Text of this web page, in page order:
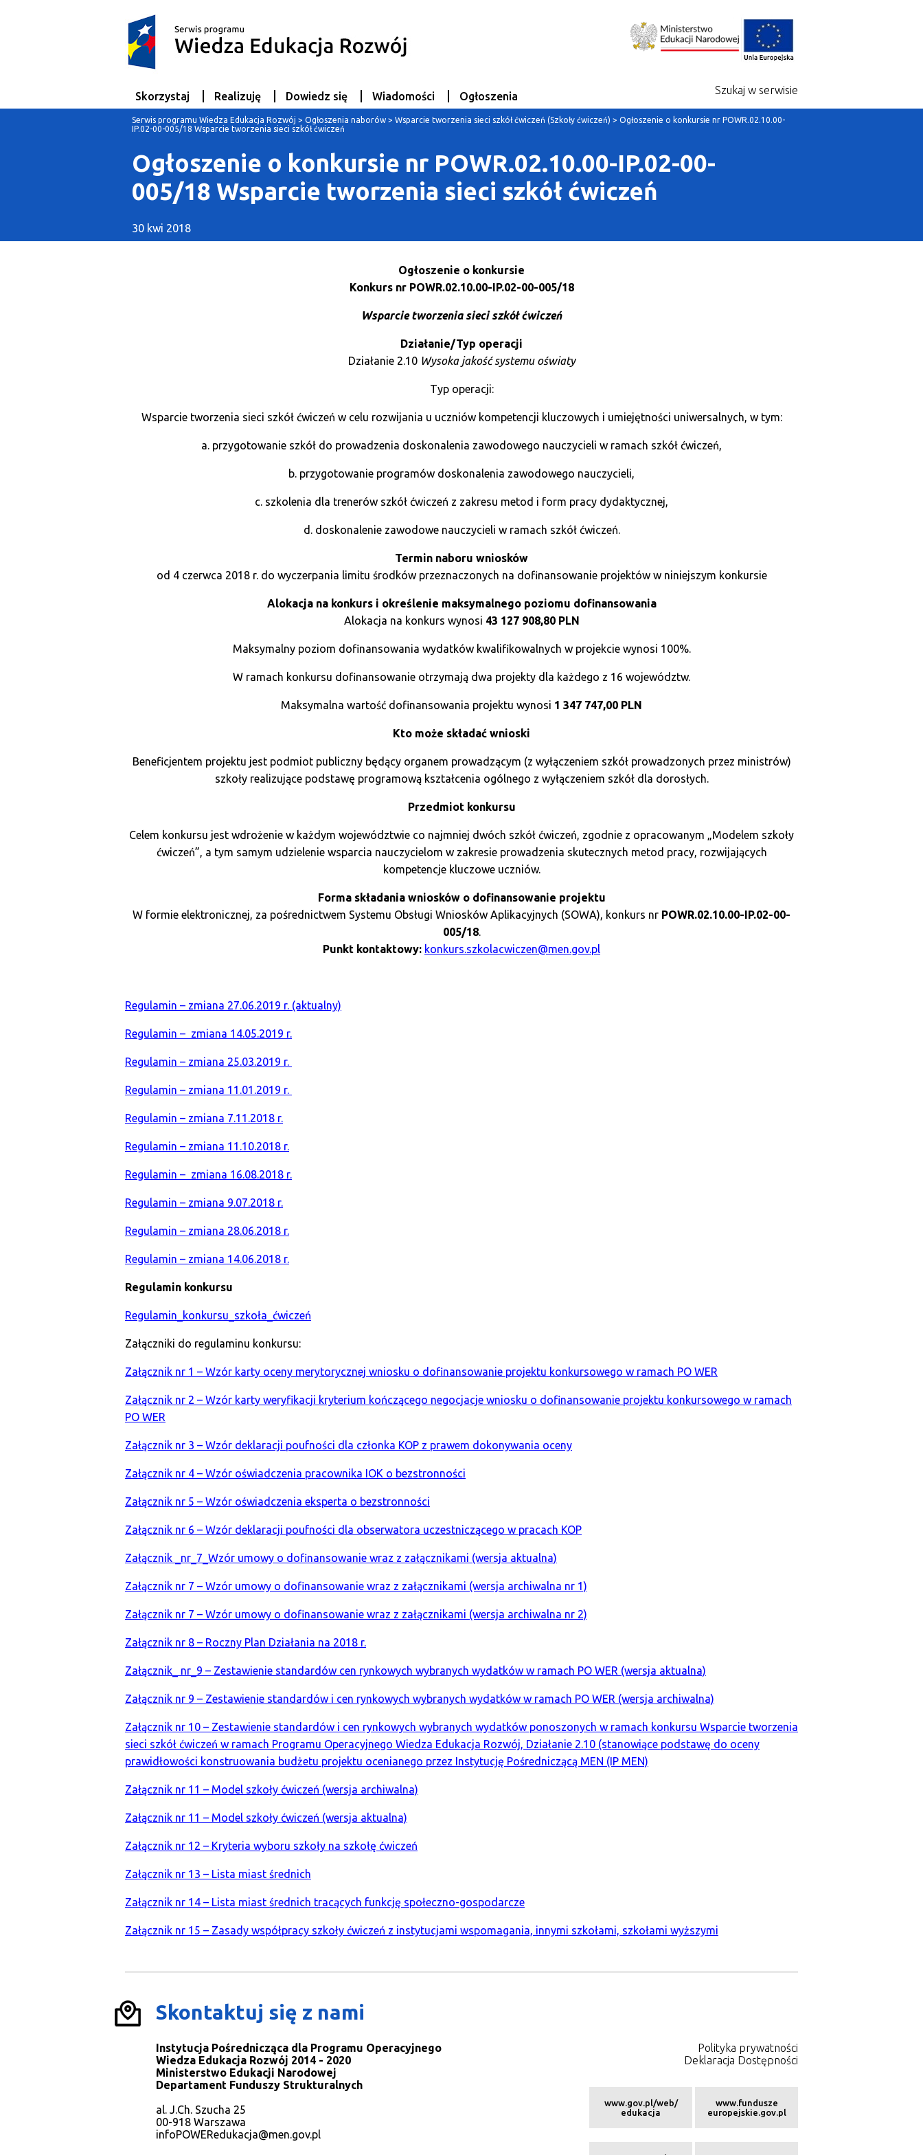
Skorzystaj Realizuję Dowiedz się Wiadomości Ogłoszenia Szukaj w serwisie
Serwis programu Wiedza Edukacja Rozwój > Ogłoszenia naborów > Wsparcie tworzenia sieci szkół ćwiczeń (Szkoły ćwiczeń) > Ogłoszenie o konkursie nr POWR.02.10.00-
IP.02-00-005/18 Wsparcie tworzenia sieci szkół ćwiczeń
Ogłoszenie o konkursie nr POWR.02.10.00-IP.02-00-
005/18 Wsparcie tworzenia sieci szkół ćwiczeń
30 kwi 2018
Ogłoszenie o konkursie
Konkurs nr POWR.02.10.00-IP.02-00-005/18
Wsparcie tworzenia sieci szkół ćwiczeń
Działanie/Typ operacji
Działanie 2.10 Wysoka jakość systemu oświaty
Typ operacji:
Wsparcie tworzenia sieci szkół ćwiczeń w celu rozwijania u uczniów kompetencji kluczowych i umiejętności uniwersalnych, w tym:
a. przygotowanie szkół do prowadzenia doskonalenia zawodowego nauczycieli w ramach szkół ćwiczeń,
b. przygotowanie programów doskonalenia zawodowego nauczycieli,
c. szkolenia dla trenerów szkół ćwiczeń z zakresu metod i form pracy dydaktycznej,
d. doskonalenie zawodowe nauczycieli w ramach szkół ćwiczeń.
Termin naboru wniosków
od 4 czerwca 2018 r. do wyczerpania limitu środków przeznaczonych na dofinansowanie projektów w niniejszym konkursie
Alokacja na konkurs i określenie maksymalnego poziomu dofinansowania
Alokacja na konkurs wynosi 43 127 908,80 PLN
Maksymalny poziom dofinansowania wydatków kwalifikowalnych w projekcie wynosi 100%.
W ramach konkursu dofinansowanie otrzymają dwa projekty dla każdego z 16 województw.
Maksymalna wartość dofinansowania projektu wynosi 1 347 747,00 PLN
Kto może składać wnioski
Beneficjentem projektu jest podmiot publiczny będący organem prowadzącym (z wyłączeniem szkół prowadzonych przez ministrów)
szkoły realizujące podstawę programową kształcenia ogólnego z wyłączeniem szkół dla dorosłych.
Przedmiot konkursu
Celem konkursu jest wdrożenie w każdym województwie co najmniej dwóch szkół ćwiczeń, zgodnie z opracowanym „Modelem szkoły
ćwiczeń”, a tym samym udzielenie wsparcia nauczycielom w zakresie prowadzenia skutecznych metod pracy, rozwijających
kompetencje kluczowe uczniów.
Forma składania wniosków o dofinansowanie projektu
W formie elektronicznej, za pośrednictwem Systemu Obsługi Wniosków Aplikacyjnych (SOWA), konkurs nr POWR.02.10.00-IP.02-00-
005/18.
Punkt kontaktowy: konkurs.szkolacwiczen@men.gov.pl
Regulamin – zmiana 27.06.2019 r. (aktualny)
Regulamin – zmiana 14.05.2019 r.
Regulamin – zmiana 25.03.2019 r.
Regulamin – zmiana 11.01.2019 r.
Regulamin – zmiana 7.11.2018 r.
Regulamin – zmiana 11.10.2018 r.
Regulamin – zmiana 16.08.2018 r.
Regulamin – zmiana 9.07.2018 r.
Regulamin – zmiana 28.06.2018 r.
Regulamin – zmiana 14.06.2018 r.
Regulamin konkursu
Regulamin_konkursu_szkoła_ćwiczeń
Załączniki do regulaminu konkursu:
Załącznik nr 1 – Wzór karty oceny merytorycznej wniosku o dofinansowanie projektu konkursowego w ramach PO WER
Załącznik nr 2 – Wzór karty weryfikacji kryterium kończącego negocjacje wniosku o dofinansowanie projektu konkursowego w ramach
PO WER
Załącznik nr 3 – Wzór deklaracji poufności dla członka KOP z prawem dokonywania oceny
Załącznik nr 4 – Wzór oświadczenia pracownika IOK o bezstronności
Załącznik nr 5 – Wzór oświadczenia eksperta o bezstronności
Załącznik nr 6 – Wzór deklaracji poufności dla obserwatora uczestniczącego w pracach KOP
Załącznik _nr_7_Wzór umowy o dofinansowanie wraz z załącznikami (wersja aktualna)
Załącznik nr 7 – Wzór umowy o dofinansowanie wraz z załącznikami (wersja archiwalna nr 1)
Załącznik nr 7 – Wzór umowy o dofinansowanie wraz z załącznikami (wersja archiwalna nr 2)
Załącznik nr 8 – Roczny Plan Działania na 2018 r.
Załącznik_ nr_9 – Zestawienie standardów cen rynkowych wybranych wydatków w ramach PO WER (wersja aktualna)
Załącznik nr 9 – Zestawienie standardów i cen rynkowych wybranych wydatków w ramach PO WER (wersja archiwalna)
Załącznik nr 10 – Zestawienie standardów i cen rynkowych wybranych wydatków ponoszonych w ramach konkursu Wsparcie tworzenia
sieci szkół ćwiczeń w ramach Programu Operacyjnego Wiedza Edukacja Rozwój, Działanie 2.10 (stanowiące podstawę do oceny
prawidłowości konstruowania budżetu projektu ocenianego przez Instytucję Pośredniczącą MEN (IP MEN)
Załącznik nr 11 – Model szkoły ćwiczeń (wersja archiwalna)
Załącznik nr 11 – Model szkoły ćwiczeń (wersja aktualna)
Załącznik nr 12 – Kryteria wyboru szkoły na szkołę ćwiczeń
Załącznik nr 13 – Lista miast średnich
Załącznik nr 14 – Lista miast średnich tracących funkcję społeczno-gospodarcze
Załącznik nr 15 – Zasady współpracy szkoły ćwiczeń z instytucjami wspomagania, innymi szkołami, szkołami wyższymi
Skontaktuj się z nami
Instytucja Pośrednicząca dla Programu Operacyjnego
Wiedza Edukacja Rozwój 2014 - 2020
Ministerstwo Edukacji Narodowej
Departament Funduszy Strukturalnych
al. J.Ch. Szucha 25
00-918 Warszawa
infoPOWERedukacja@men.gov.pl
Polityka prywatności
Deklaracja Dostępności
www.gov.pl/web/
edukacja
www.fundusze
europejskie.gov.pl